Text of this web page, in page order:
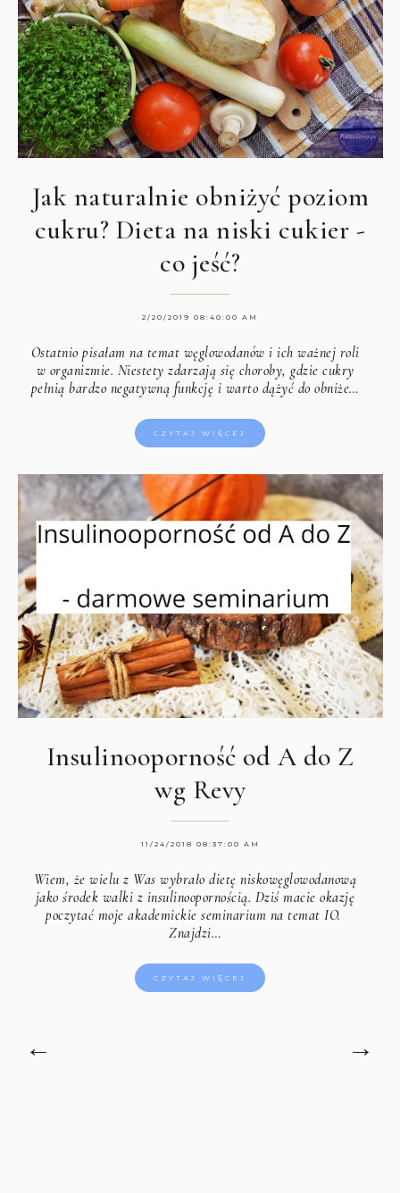
Jak naturalnie obniżyć poziom
cukru? Dieta na niski cukier -
co jeść?
2/20/2019 08:40:00 AM
Ostatnio pisałam na temat węglowodanów i ich ważnej roli
w organizmie. Niestety zdarzają się choroby, gdzie cukry
pełnią bardzo negatywną funkcję i warto dążyć do obniże…
CZYTAJ WIĘCEJ
Insulinooporność od A do Z
wg Revy
11/24/2018 08:37:00 AM
Wiem, że wielu z Was wybrało dietę niskowęglowodanową
jako środek walki z insulinoopornością. Dziś macie okazję
poczytać moje akademickie seminarium na temat IO.
Znajdzi…
CZYTAJ WIĘCEJ
← →